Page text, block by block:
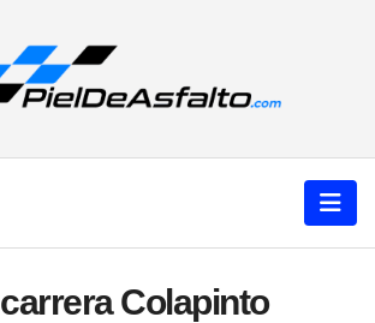
carrera Colapinto